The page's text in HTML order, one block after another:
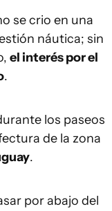
se crio en una
náutica; sin
el interés por el
.
los paseos
de la zona
.
por abajo del